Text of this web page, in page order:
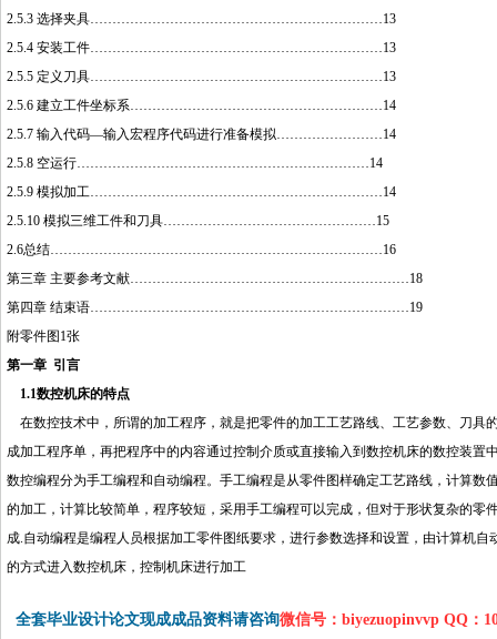
2.5.3 选择夹具…………………………………………………………13
2.5.4 安装工件…………………………………………………………13
2.5.5 定义刀具…………………………………………………………13
2.5.6 建立工件坐标系…………………………………………………14
2.5.7 输入代码—输入宏程序代码进行准备模拟……………………14
2.5.8 空运行…………………………………………………………14
2.5.9 模拟加工…………………………………………………………14
2.5.10 模拟三维工件和刀具…………………………………………15
2.6总结…………………………………………………………………16
第三章 主要参考文献………………………………………………………18
第四章 结束语………………………………………………………………19
附零件图1张
第一章 引言
1.1数控机床的特点
在数控技术中，所谓的加工程序，就是把零件的加工工艺路线、工艺参数、刀具
成加工程序单，再把程序中的内容通过控制介质或直接输入到数控机床的数控装置
数控编程分为手工编程和自动编程。手工编程是从零件图样确定工艺路线，计算
的加工，计算比较简单，程序较短，采用手工编程可以完成，但对于形状复杂的
成.自动编程是编程人员根据加工零件图纸要求，进行参数选择和设置，由计算机
的方式进入数控机床，控制机床进行加工
全套毕业设计论文现成成品资料请咨询微信号：biyezuopinvvp QQ